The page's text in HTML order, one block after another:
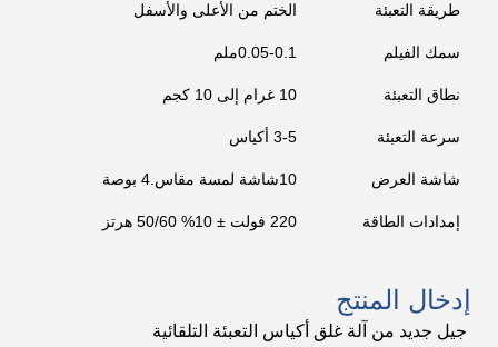
طريقة التعبئة الختم من الأعلى والأسفل
سمك الفيلم 0.05-0.1ملم
نطاق التعبئة 10 غرام إلى 10 كجم
سرعة التعبئة 3-5 أكياس
شاشة العرض 10شاشة لمسة مقاس.4 بوصة
إمدادات الطاقة 220 فولت ± 10% 50/60 هرتز
إدخال المنتج
جيل جديد من آلة غلق أكياس التعبئة التلقائية